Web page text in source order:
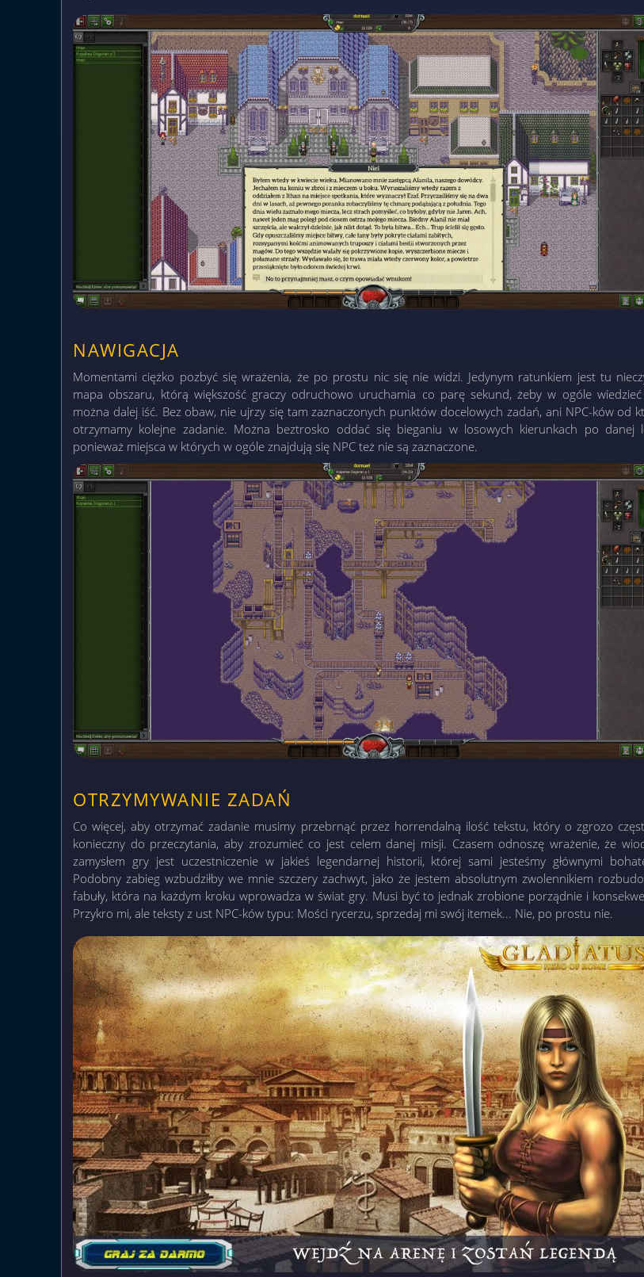
NAWIGACJA
Momentami ciężko pozbyć się wrażenia, że po prostu nic się nie widzi. Jedynym ratunkiem jest tu
mapa obszaru, którą większość graczy odruchowo uruchamia co parę sekund, żeby w ogóle
można dalej iść. Bez obaw, nie ujrzy się tam zaznaczonych punktów docelowych zadań, ani NPC-ków od
otrzymamy kolejne zadanie. Można beztrosko oddać się bieganiu w losowych kierunkach po danej
ponieważ miejsca w których w ogóle znajdują się NPC też nie są zaznaczone.
OTRZYMYWANIE ZADAŃ
Co więcej, aby otrzymać zadanie musimy przebrnąć przez horrendalną ilość tekstu, który o zgrozo
konieczny do przeczytania, aby zrozumieć co jest celem danej misji. Czasem odnoszę wrażenie, że
zamysłem gry jest uczestniczenie w jakieś legendarnej historii, której sami jesteśmy głównymi
Podobny zabieg wzbudziłby we mnie szczery zachwyt, jako że jestem absolutnym zwolennikiem
fabuły, która na każdym kroku wprowadza w świat gry. Musi być to jednak zrobione porządnie i
Przykro mi, ale teksty z ust NPC-ków typu: Mości rycerzu, sprzedaj mi swój itemek... Nie, po prostu nie.